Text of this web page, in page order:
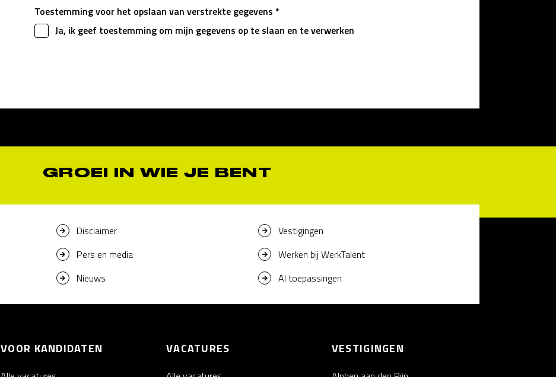
Toestemming voor het opslaan van verstrekte gegevens *
Ja, ik geef toestemming om mijn gegevens op te slaan en te verwerken
GROEI IN WIE JE BENT
Disclaimer
Vestigingen
Pers en media
Werken bij WerkTalent
Nieuws AI toepassingen
VOOR KANDIDATEN VACATURES VESTIGINGEN